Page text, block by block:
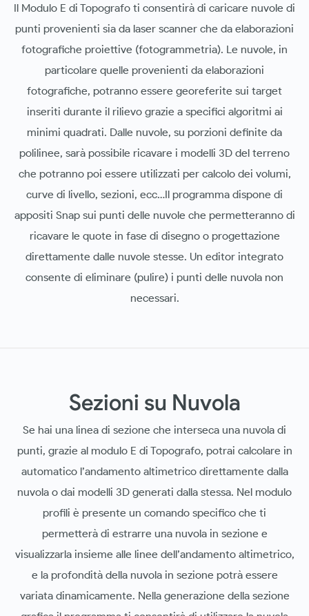
Il Modulo E di Topografo ti consentirà di caricare nuvole di
punti provenienti sia da laser scanner che da elaborazioni
fotografiche proiettive (fotogrammetria). Le nuvole, in
particolare quelle provenienti da elaborazioni
fotografiche, potranno essere georeferite sui target
inseriti durante il rilievo grazie a specifici algoritmi ai
minimi quadrati. Dalle nuvole, su porzioni definite da
polilinee, sarà possibile ricavare i modelli 3D del terreno
che potranno poi essere utilizzati per calcolo dei volumi,
curve di livello, sezioni, ecc…Il programma dispone di
appositi Snap sui punti delle nuvole che permetteranno di
ricavare le quote in fase di disegno o progettazione
direttamente dalle nuvole stesse. Un editor integrato
consente di eliminare (pulire) i punti delle nuvola non
necessari.
Sezioni su Nuvola
Se hai una linea di sezione che interseca una nuvola di
punti, grazie al modulo E di Topografo, potrai calcolare in
automatico l’andamento altimetrico direttamente dalla
nuvola o dai modelli 3D generati dalla stessa. Nel modulo
profili è presente un comando specifico che ti
permetterà di estrarre una nuvola in sezione e
visualizzarla insieme alle linee dell’andamento altimetrico,
e la profondità della nuvola in sezione potrà essere
variata dinamicamente. Nella generazione della sezione